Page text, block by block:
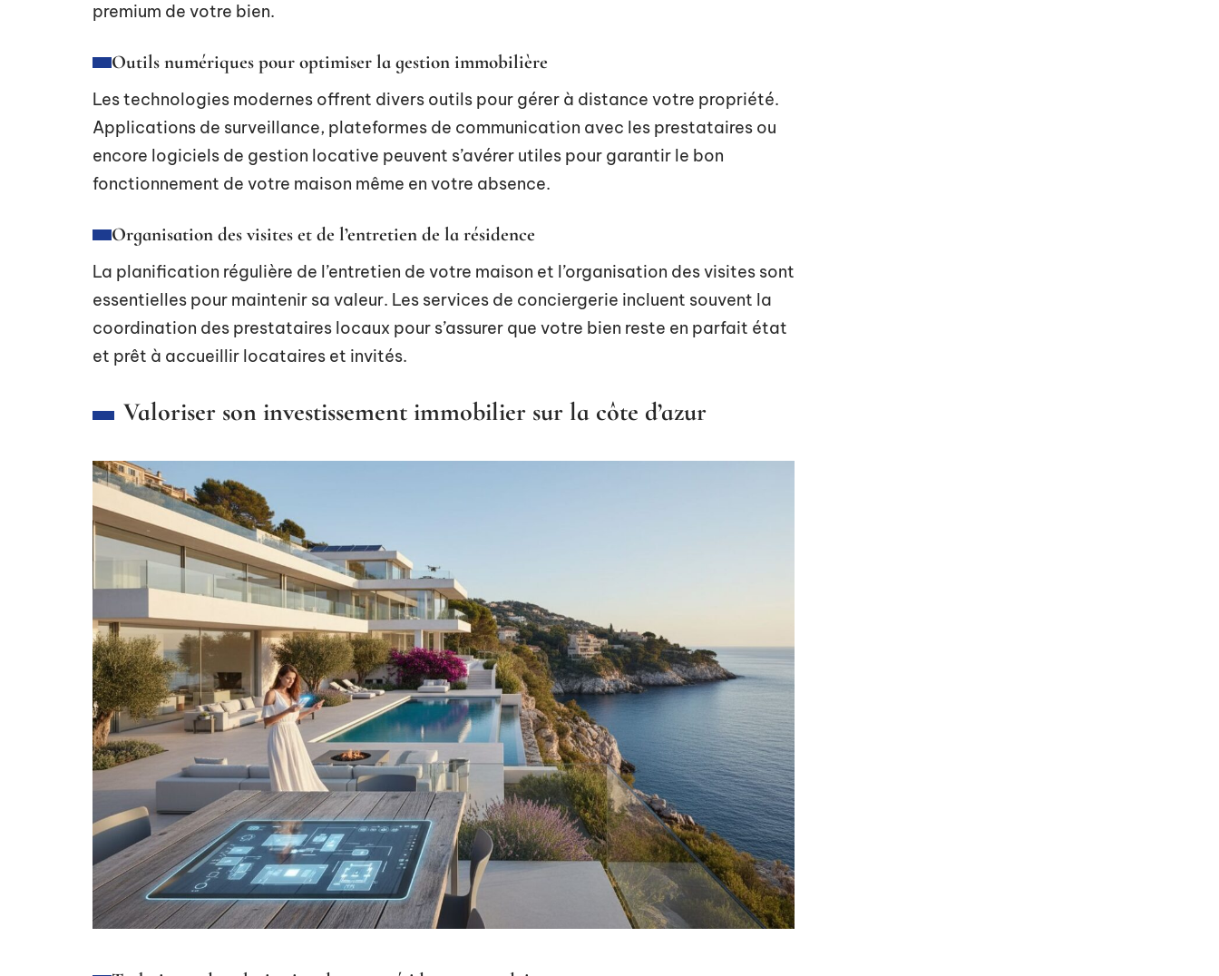
premium de votre bien.
Outils numériques pour optimiser la gestion immobilière
Les technologies modernes offrent divers outils pour gérer à distance votre propriété.
Applications de surveillance, plateformes de communication avec les prestataires ou
encore logiciels de gestion locative peuvent s’avérer utiles pour garantir le bon
fonctionnement de votre maison même en votre absence.
Organisation des visites et de l’entretien de la résidence
La planification régulière de l’entretien de votre maison et l’organisation des visites sont
essentielles pour maintenir sa valeur. Les services de conciergerie incluent souvent la
coordination des prestataires locaux pour s’assurer que votre bien reste en parfait état
et prêt à accueillir locataires et invités.
Valoriser son investissement immobilier sur la côte d’azur